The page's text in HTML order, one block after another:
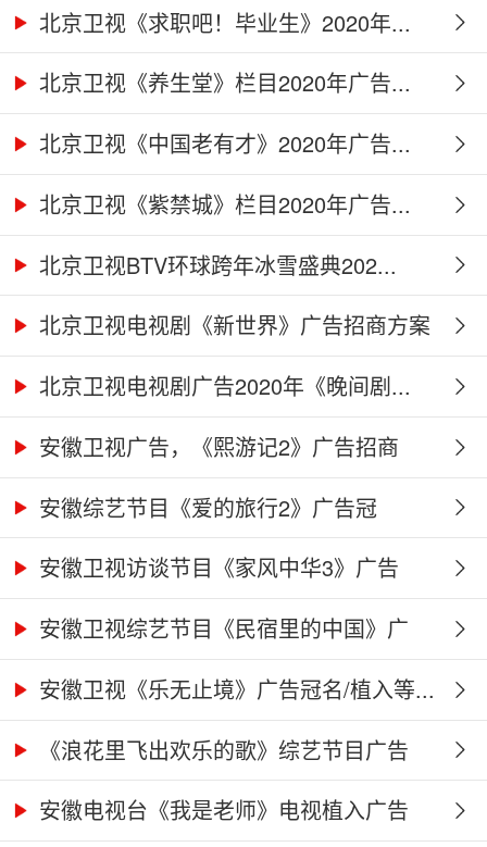
商...北京卫视《求职吧！毕业生》2020年...
北京卫视《养生堂》栏目2020年广告...
北京卫视《中国老有才》2020年广告...
北京卫视《紫禁城》栏目2020年广告...
北京卫视BTV环球跨年冰雪盛典202...
北京卫视电视剧《新世界》广告招商方案
北京卫视电视剧广告2020年《晚间剧...
安徽卫视广告，《熙游记2》广告招商
合...安徽综艺节目《爱的旅行2》广告冠
名、...
安徽卫视访谈节目《家风中华3》广告
合...安徽卫视综艺节目《民宿里的中国》广
告...安徽卫视《乐无止境》广告冠名/植入等...
《浪花里飞出欢乐的歌》综艺节目广告
冠...安徽电视台《我是老师》电视植入广告